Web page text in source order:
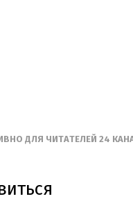
ДЛЯ ЧИТАТЕЛЕЙ 24